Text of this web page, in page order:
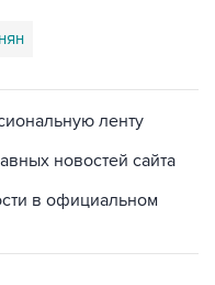
ленту
новостей сайта
в официальном